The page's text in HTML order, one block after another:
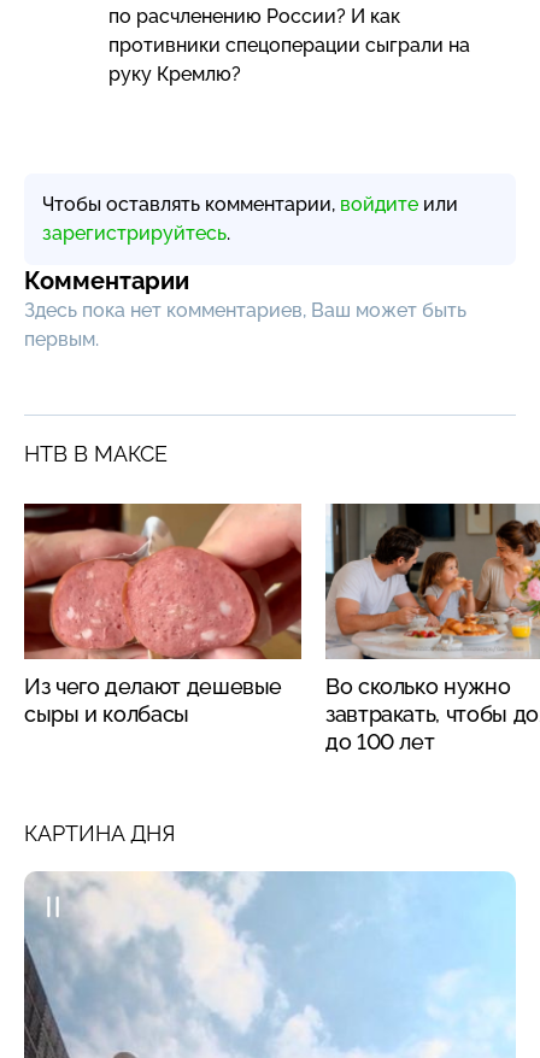
по расчленению России? И как
противники спецоперации сыграли на
руку Кремлю?
Чтобы оставлять комментарии, войдите или
зарегистрируйтесь.
Комментарии
Здесь пока нет комментариев, Ваш может быть
первым.
НТВ В МАКСЕ
Из чего делают дешевые
сыры и колбасы
Во сколько нужно
завтракать, чтобы
до 100 лет
КАРТИНА ДНЯ